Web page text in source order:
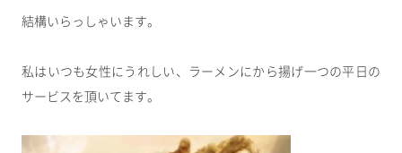
結構いらっしゃいます。
私はいつも女性にうれしい、ラーメンにから揚げ一つの平日の
サービスを頂いてます。